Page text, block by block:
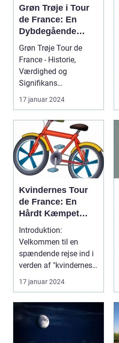
Grøn Trøje i Tour
de France: En
Dybdegående
Gennemgang
Grøn Trøje Tour de
France - Historie,
Værdighed og
Signifikans
Introduktion til Grøn
Trøje Tour de...
17 januar 2024
Kvindernes Tour
de France: En
Hårdt Kæmpet
Kamp for
Ligestilling på
Cykelscenen
Introduktion:
Velkommen til en
spændende rejse ind i
verden af "kvindernes
Tour de France". Dette
er...
17 januar 2024